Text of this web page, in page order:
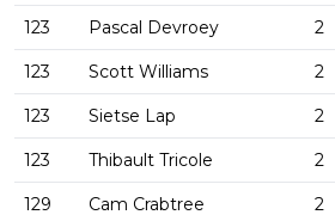
123 Pascal Devroey 2
123 Scott Williams 2
123 Sietse Lap 2
123 Thibault Tricole 2
129 Cam Crabtree 2